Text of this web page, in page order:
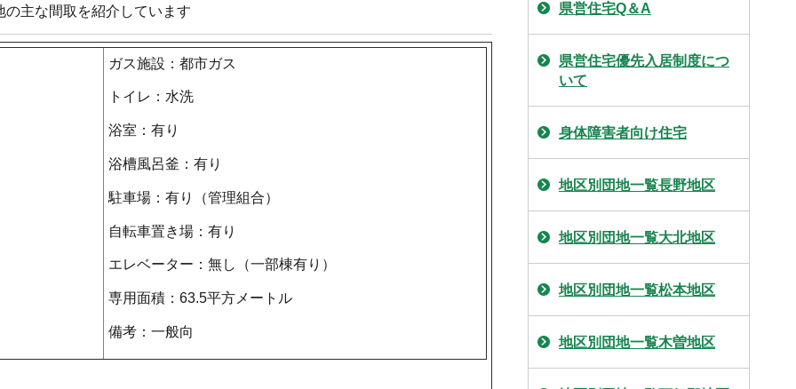
の主な間取を紹介しています
ガス施設：都市ガス
トイレ：水洗
浴室：有り
浴槽風呂釜：有り
駐車場：有り（管理組合）
自転車置き場：有り
エレベーター：無し（一部棟有り）
専用面積：63.5平方メートル
備考：一般向
県営住宅Q＆A
県営住宅優先入居制度につ
いて
身体障害者向け住宅
地区別団地一覧長野地区
地区別団地一覧大北地区
地区別団地一覧松本地区
地区別団地一覧木曽地区